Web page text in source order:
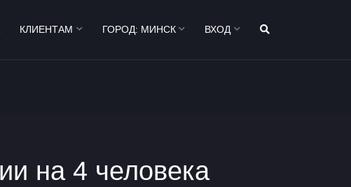
КЛИЕНТАМ ГОРОД: МИНСК ВХОД
на 4 человека